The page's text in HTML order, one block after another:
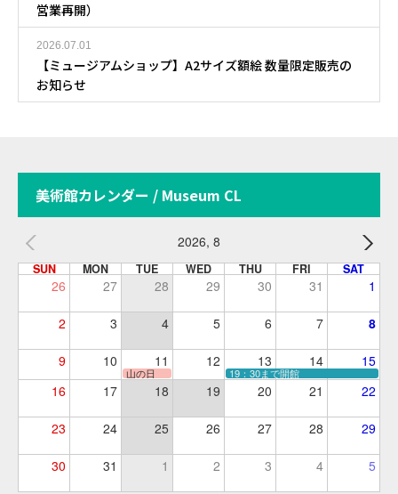
営業再開）
2026.07.01
【ミュージアムショップ】A2サイズ額絵 数量限定販売の
お知らせ
美術館カレンダー / Museum CL
2026, 8
SUN MON TUE WED THU FRI SAT
26 27 28 29 30 31 1
2 3 4 5 6 7 8
9 10 11 12 13 14 15
山の日 19：30まで開館
16 17 18 19 20 21 22
23 24 25 26 27 28 29
30 31 1 2 3 4 5